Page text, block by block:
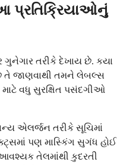
પ્રતિક્રિયાઓનું
ગુનેગાર તરીકે દેખાય છે. કયા
તે જાણવાથી તમને લેબલ્સ
માટે વધુ સુરક્ષિત પસંદગીઓ
એલર્જન તરીકે સૂચિમાં
પણ માસ્કિંગ સુગંધ હોઈ
તેલમાંથી કુદરતી